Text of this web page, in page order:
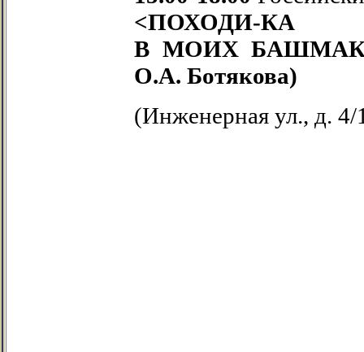
<ПОХОДИ-КА
В МОИХ
О.А. Ботякова)
(Инженерная ул., д.